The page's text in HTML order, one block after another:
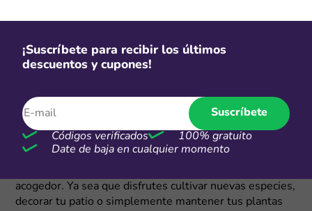
¡Suscríbete para recibir los últimos
descuentos y cupones!
Suscríbete
Códigos verificados
100% gratuito
Date de baja en cualquier momento
Jardinería descuentos y cupones
Las áreas verdes tienen la capacidad de cambiar por
completo la energía de un espacio. Basta con algunas
plantas, flores bien cuidadas o un jardín lleno de color
acogedor. Ya sea que disfrutes cultivar nuevas especies,
decorar tu patio o simplemente mantener tus plantas